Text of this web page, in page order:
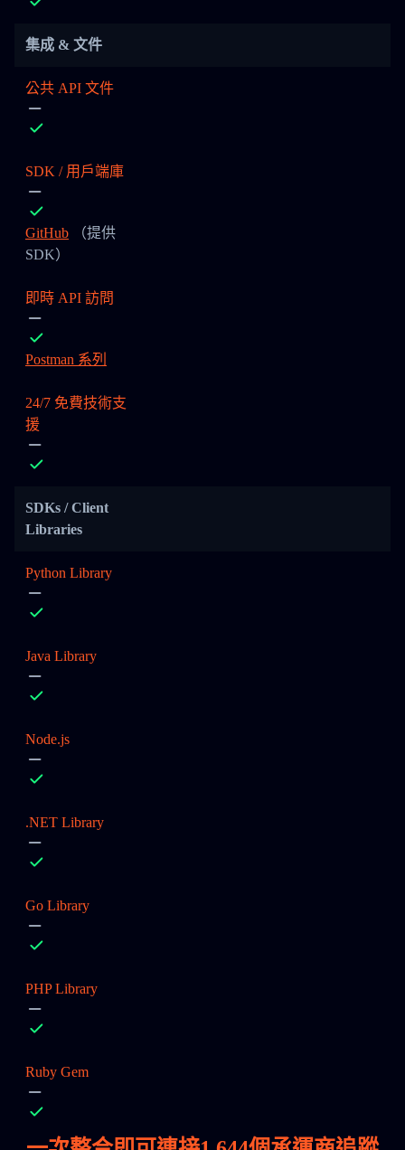
集成 & 文件
公共 API 文件
SDK / 用戶端庫
GitHub （提供
SDK）
即時 API 訪問
Postman 系列
24/7 免費技術支
援
SDKs / Client
Libraries
Python Library
Java Library
Node.js
.NET Library
Go Library
PHP Library
Ruby Gem